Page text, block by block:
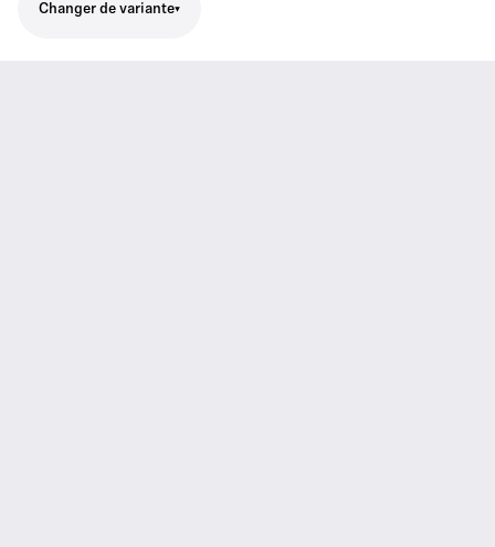
Changer de variante